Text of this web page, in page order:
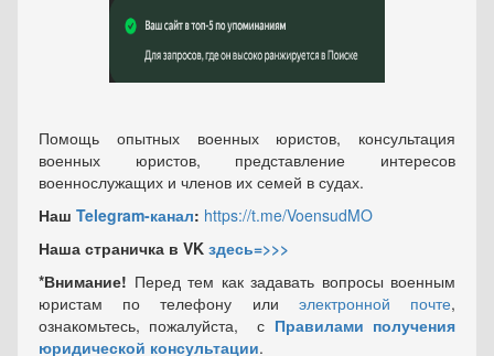
Помощь опытных военных юристов, консультация
военных юристов, представление интересов
военнослужащих и членов их семей в судах.
Наш Telegram-канал: https://t.me/VoensudMO
Наша страничка в VK здесь=>>>
*Внимание! Перед тем как задавать вопросы военным
юристам по телефону или электронной почте,
ознакомьтесь, пожалуйста, с Правилами получения
юридической консультации.